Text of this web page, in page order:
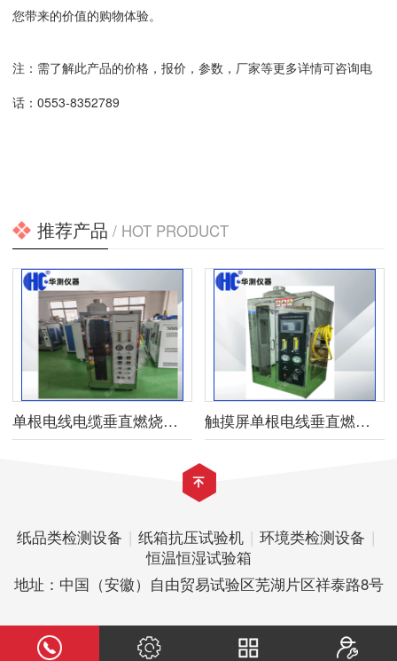
您带来的价值的购物体验。
注：需了解此产品的价格，报价，参数，厂家等更多详情可咨询电
话：0553-8352789
推荐产品 / HOT PRODUCT
单根电线电缆垂直燃烧试验机 触摸屏单根电线垂直燃烧试验箱
纸品类检测设备 | 纸箱抗压试验机 | 环境类检测设备 |
恒温恒湿试验箱
地址：中国（安徽）自由贸易试验区芜湖片区祥泰路8号